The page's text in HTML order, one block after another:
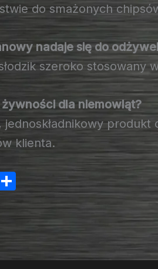
do smażonych
nadaje się do
szeroko stosowany
dla niemowląt?
jednoskładnikowy
klienta.
h
ar
e